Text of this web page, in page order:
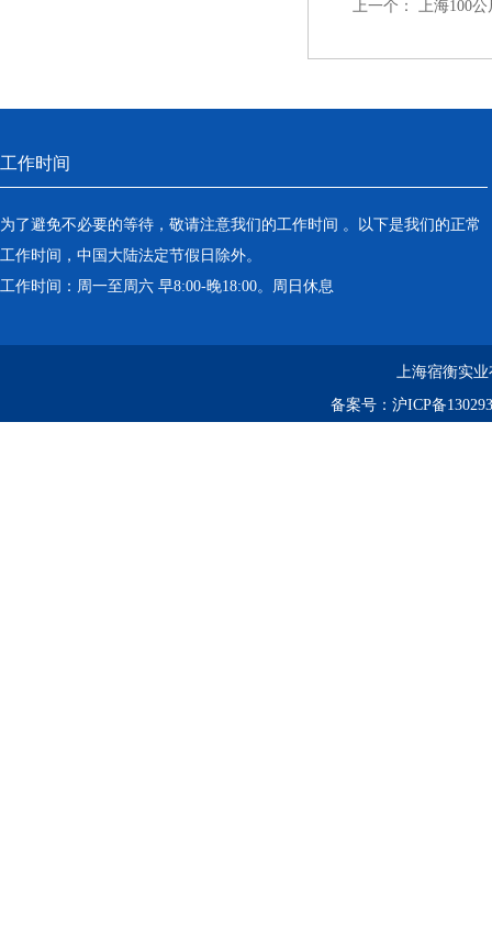
上一个： 上海100
工作时间
为了避免不必要的等待，敬请注意我们的工作时间 。以下是我们的正常
工作时间，中国大陆法定节假日除外。
工作时间：周一至周六 早8:00-晚18:00。周日休息
上海宿衡实
备案号： 沪ICP备